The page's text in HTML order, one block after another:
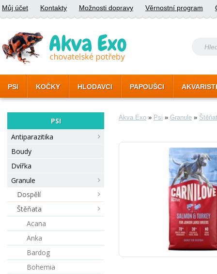
Můj účet Kontakty Možnosti dopravy Věrnostní program
PSI KOČKY HLODAVCI PAPOUŠCI
PSI
Antiparazitika
Boudy
Dvířka
Granule
Dospělí
Štěňata
Acana
Anka
Bardog
Bohemia
Akva Exo » Psi » Granule »